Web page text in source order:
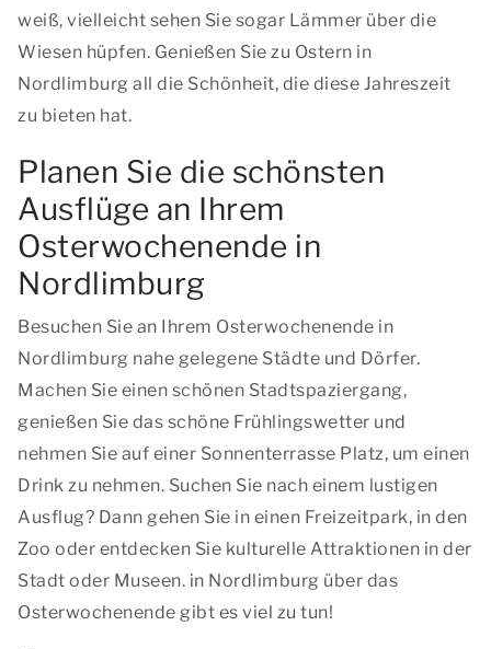
weiß, vielleicht sehen Sie sogar Lämmer über die
Wiesen hüpfen. Genießen Sie zu Ostern in
Nordlimburg all die Schönheit, die diese Jahreszeit
zu bieten hat.
Planen Sie die schönsten
Ausflüge an Ihrem
Osterwochenende in
Nordlimburg
Besuchen Sie an Ihrem Osterwochenende in
Nordlimburg nahe gelegene Städte und Dörfer.
Machen Sie einen schönen Stadtspaziergang,
genießen Sie das schöne Frühlingswetter und
nehmen Sie auf einer Sonnenterrasse Platz, um einen
Drink zu nehmen. Suchen Sie nach einem lustigen
Ausflug? Dann gehen Sie in einen Freizeitpark, in den
Zoo oder entdecken Sie kulturelle Attraktionen in der
Stadt oder Museen. in Nordlimburg über das
Osterwochenende gibt es viel zu tun!